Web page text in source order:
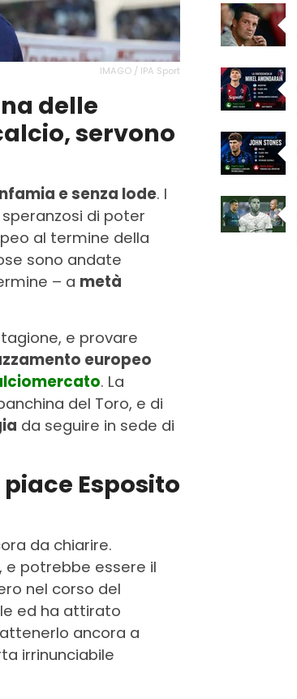
IMAGO / IPA Sport
delle
servono
e senza lode. I
di poter
al termine della
sono andate
– a metà
e provare
europeo
. La
del Toro, e di
da seguire in sede di
Esposito
da chiarire.
potrebbe essere il
nel corso del
ed ha attirato
ancora a
irrinunciabile